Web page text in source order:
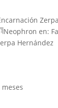
Neophron en:
Hernández
meses